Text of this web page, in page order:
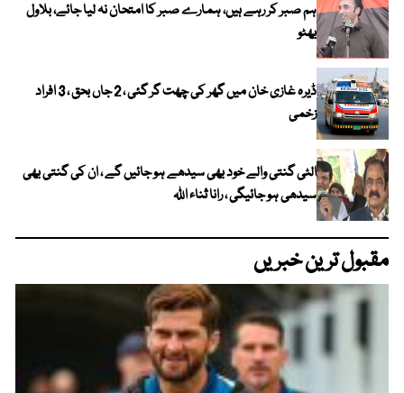
ہم صبر کر رہے ہیں، ہمارے صبر کا امتحان نہ لیا جائے، بلاول
بھٹو
ڈیرہ غازی خان میں گھر کی چھت گر گئی ، 2 جاں بحق ، 3 افراد
زخمی
الٹی گنتی والے خود بھی سیدھے ہو جائیں گے ، ان کی گنتی بھی
سیدھی ہو جائیگی ، رانا ثناء اللہ
مقبول ترین خبریں